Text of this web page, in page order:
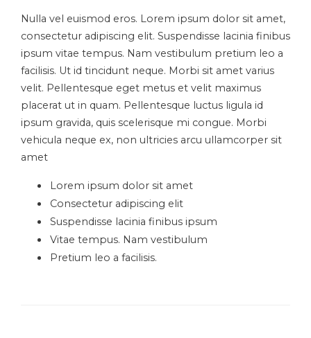
Nulla vel euismod eros. Lorem ipsum dolor sit amet,
consectetur adipiscing elit. Suspendisse lacinia finibus
ipsum vitae tempus. Nam vestibulum pretium leo a
facilisis. Ut id tincidunt neque. Morbi sit amet varius
velit. Pellentesque eget metus et velit maximus
placerat ut in quam. Pellentesque luctus ligula id
ipsum gravida, quis scelerisque mi congue. Morbi
vehicula neque ex, non ultricies arcu ullamcorper sit
amet
Lorem ipsum dolor sit amet
Consectetur adipiscing elit
Suspendisse lacinia finibus ipsum
Vitae tempus. Nam vestibulum
Pretium leo a facilisis.